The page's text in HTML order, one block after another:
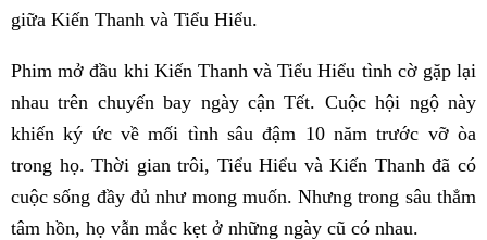
giữa Kiến Thanh và Tiểu Hiểu.
Phim mở đầu khi Kiến Thanh và Tiểu Hiểu tình cờ gặp lại
nhau trên chuyến bay ngày cận Tết. Cuộc hội ngộ này
khiến ký ức về mối tình sâu đậm 10 năm trước vỡ òa
trong họ. Thời gian trôi, Tiểu Hiểu và Kiến Thanh đã có
cuộc sống đầy đủ như mong muốn. Nhưng trong sâu thẳm
tâm hồn, họ vẫn mắc kẹt ở những ngày cũ có nhau.